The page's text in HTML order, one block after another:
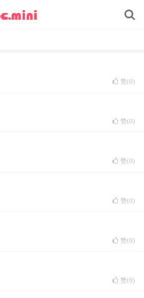
赞(0)
赞(0)
赞(0)
赞(0)
赞(0)
赞(0)